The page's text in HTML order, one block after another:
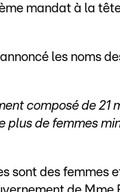
mandat à la
les noms
composé de
plus de femmes
sont des